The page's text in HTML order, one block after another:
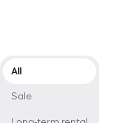
Offer type
All
Sale